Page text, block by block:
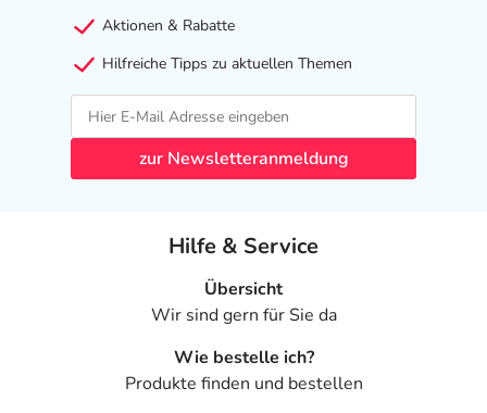
Aktionen & Rabatte
Hilfreiche Tipps zu aktuellen Themen
zur Newsletteranmeldung
Hilfe & Service
Übersicht
Wir sind gern für Sie da
Wie bestelle ich?
Produkte finden und bestellen